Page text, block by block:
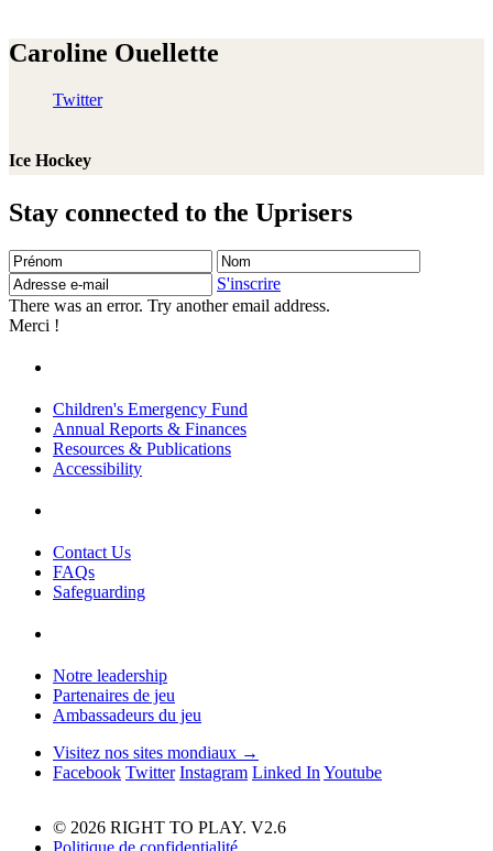
Caroline Ouellette
Twitter
Ice Hockey
Stay connected to the Uprisers
Prénom Nom
e-
S'inscrire
There was an error. Try another email address.
Merci !
Children's Emergency Fund
Annual Reports & Finances
Resources & Publications
Accessibility
Contact Us
FAQs
Safeguarding
Notre leadership
Partenaires de jeu
Ambassadeurs du jeu
Visitez nos sites mondiaux →
Facebook Twitter Instagram Linked In Youtube
© 2026 RIGHT TO PLAY. V2.6
Politique de confidentialité